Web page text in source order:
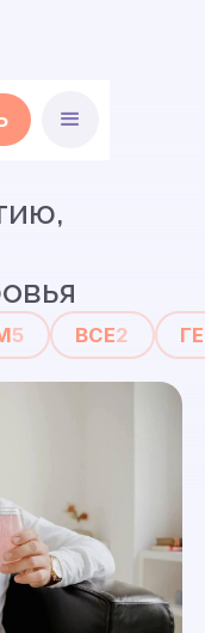
5 ВСЕ2